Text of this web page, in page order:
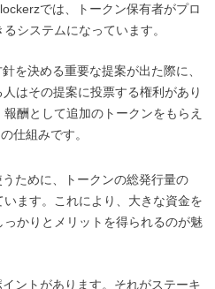
では、トークン保有者がプロ
システムになっています。
を決める重要な提案が出た際に、
はその提案に投票する権利があり
酬として追加のトークンをもらえ
仕組みです。
ために、トークンの総発行量の
ます。これにより、大きな資金を
かりとメリットを得られるのが魅
ントがあります。それがステーキ